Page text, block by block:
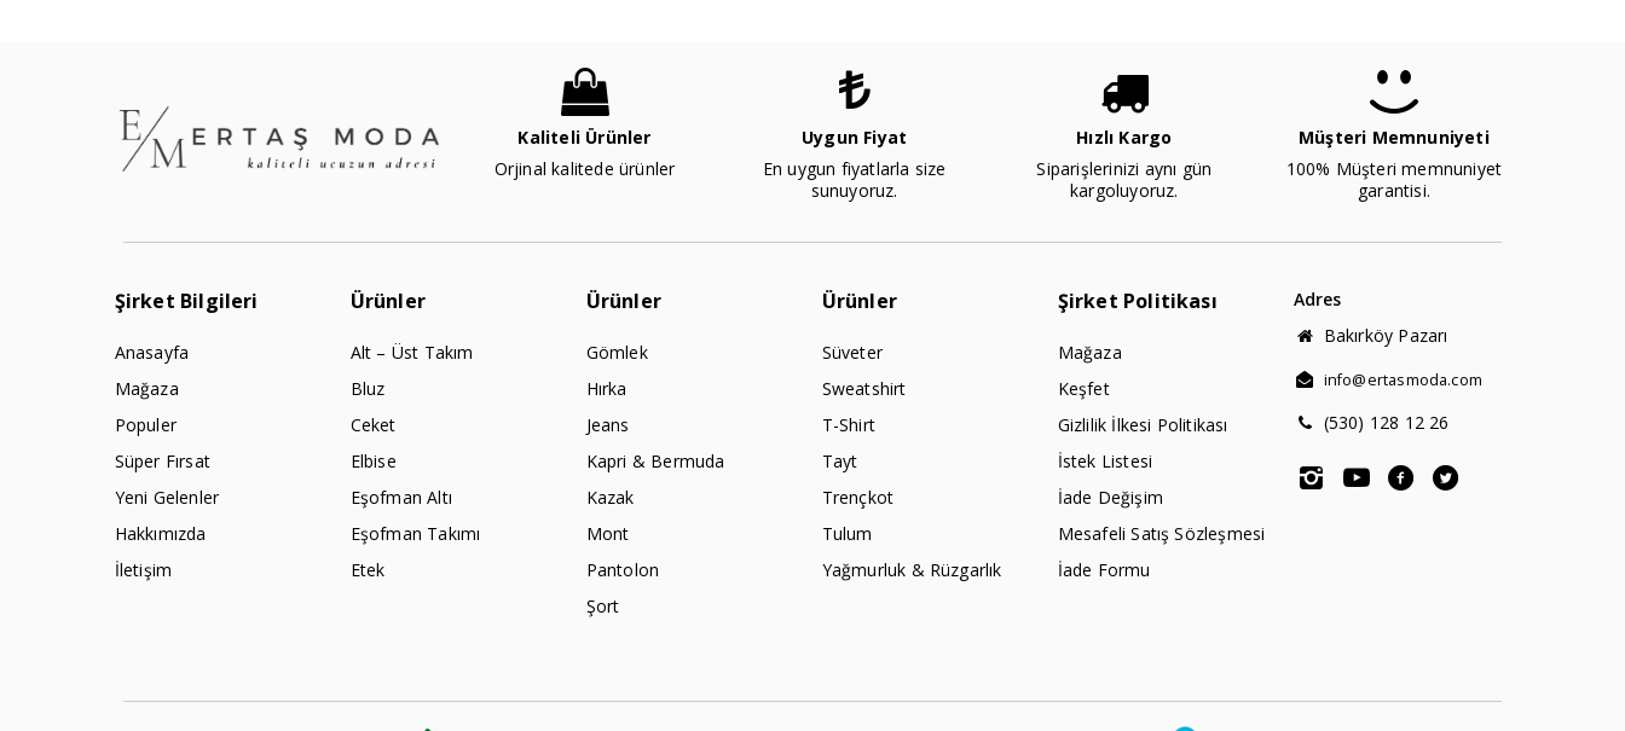
Kaliteli Ürünler
Orjinal kalitede ürünler
Uygun Fiyat
En uygun fiyatlarla size
sunuyoruz.
Hızlı Kargo
Siparişlerinizi aynı gün
kargoluyoruz.
Müşteri Memnuniyeti
100% Müşteri memnuniyet
garantisi.
Şirket Bilgileri
Anasayfa
Mağaza
Populer
Süper Fırsat
Yeni Gelenler
Hakkımızda
İletişim
Ürünler
Alt – Üst Takım
Bluz
Ceket
Elbise
Eşofman Altı
Eşofman Takımı
Etek
Ürünler
Gömlek
Hırka
Jeans
Kapri & Bermuda
Kazak
Mont
Pantolon
Şort
Ürünler
Süveter
Sweatshirt
T-Shirt
Tayt
Trençkot
Tulum
Yağmurluk & Rüzgarlık
Şirket Politikası
Mağaza
Keşfet
Gizlilik İlkesi Politikası
İstek Listesi
İade Değişim
Mesafeli Satış Sözleşmesi
İade Formu
Adres
Bakırköy Pazarı
info@ertasmoda.com
(530) 128 12 26